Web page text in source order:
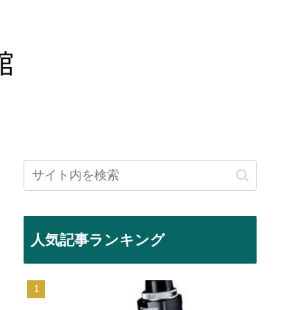
人気記事ランキング